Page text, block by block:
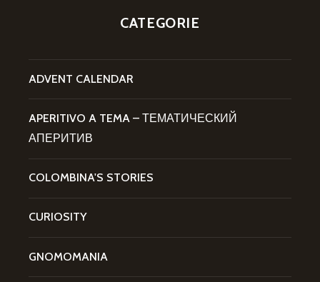
CATEGORIE
ADVENT CALENDAR
APERITIVO A TEMA – ТЕМАТИЧЕСКИЙ
АПЕРИТИВ
COLOMBINA'S STORIES
CURIOSITY
GNOMOMANIA